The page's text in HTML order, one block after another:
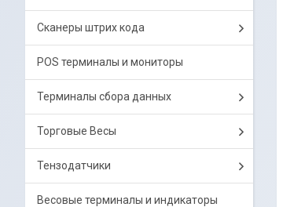
Сканеры штрих кода
POS терминалы и мониторы
Терминалы сбора данных
Торговые Весы
Тензодатчики
Весовые терминалы и индикаторы